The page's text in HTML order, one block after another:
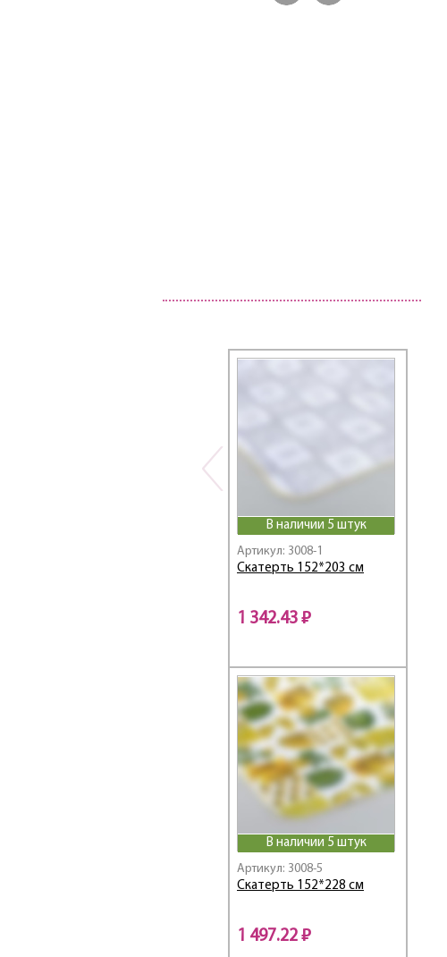
В наличии 5 штук
Артикул: 3008-1
Скатерть 152*203 см
1 342.43 ₽
В наличии 5 штук
Артикул: 3008-5
Скатерть 152*228 см
1 497.22 ₽